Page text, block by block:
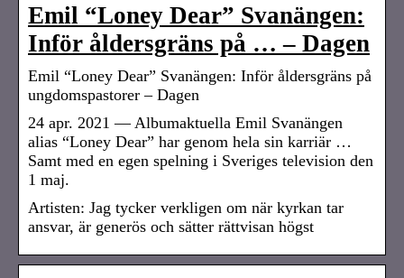
Emil “Loney Dear” Svanängen:
Inför åldersgräns på … – Dagen
Emil “Loney Dear” Svanängen: Inför åldersgräns på
ungdomspastorer – Dagen
24 apr. 2021 — Albumaktuella Emil Svanängen
alias “Loney Dear” har genom hela sin karriär …
Samt med en egen spelning i Sveriges television den
1 maj.
Artisten: Jag tycker verkligen om när kyrkan tar
ansvar, är generös och sätter rättvisan högst